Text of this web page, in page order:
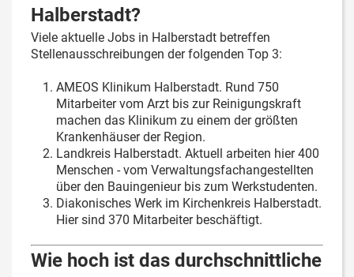
Halberstadt?
Viele aktuelle Jobs in Halberstadt betreffen
Stellenausschreibungen der folgenden Top 3:
AMEOS Klinikum Halberstadt. Rund 750
Mitarbeiter vom Arzt bis zur Reinigungskraft
machen das Klinikum zu einem der größten
Krankenhäuser der Region.
Landkreis Halberstadt. Aktuell arbeiten hier 400
Menschen - vom Verwaltungsfachangestellten
über den Bauingenieur bis zum Werkstudenten.
Diakonisches Werk im Kirchenkreis Halberstadt.
Hier sind 370 Mitarbeiter beschäftigt.
Wie hoch ist das durchschnittliche